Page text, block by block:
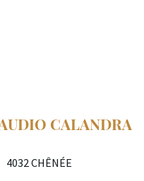
CALANDRA
4032 CHÊNÉE